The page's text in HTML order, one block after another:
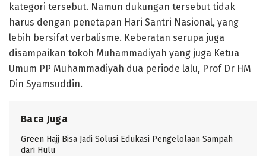
kategori tersebut. Namun dukungan tersebut tidak
harus dengan penetapan Hari Santri Nasional, yang
lebih bersifat verbalisme. Keberatan serupa juga
disampaikan tokoh Muhammadiyah yang juga Ketua
Umum PP Muhammadiyah dua periode lalu, Prof Dr HM
Din Syamsuddin.
Baca Juga
Green Hajj Bisa Jadi Solusi Edukasi Pengelolaan Sampah
dari Hulu